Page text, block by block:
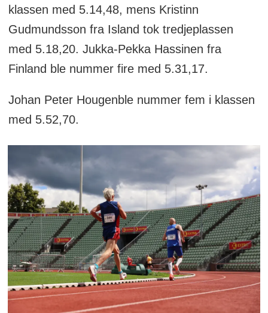
klassen med 5.14,48, mens Kristinn
Gudmundsson fra Island tok tredjeplassen
med 5.18,20. Jukka-Pekka Hassinen fra
Finland ble nummer fire med 5.31,17.
Johan Peter Hougenble nummer fem i klassen
med 5.52,70.